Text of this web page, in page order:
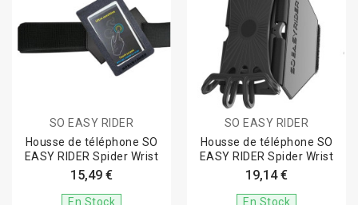
SO EASY RIDER
Housse de téléphone SO
EASY RIDER Spider Wrist
15,49 €
En Stock
SO EASY RIDER
Housse de téléphone SO
EASY RIDER Spider Wrist
19,14 €
En Stock